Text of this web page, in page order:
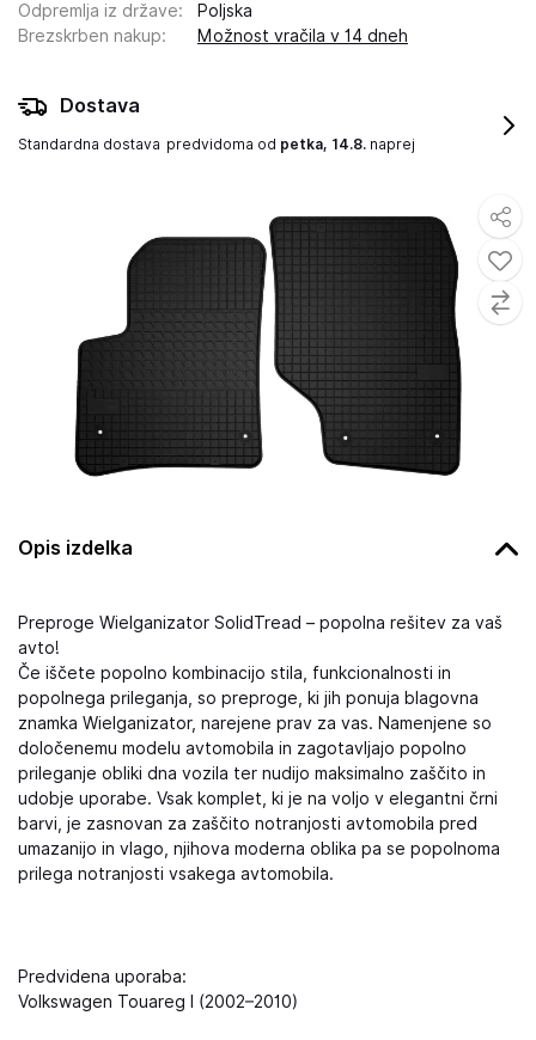
Opis izdelka
Preproge Wielganizator SolidTread – popolna rešitev za vaš
avto!
Če iščete popolno kombinacijo stila, funkcionalnosti in
popolnega prileganja, so preproge, ki jih ponuja blagovna
znamka Wielganizator, narejene prav za vas. Namenjene so
določenemu modelu avtomobila in zagotavljajo popolno
prileganje obliki dna vozila ter nudijo maksimalno zaščito in
udobje uporabe. Vsak komplet, ki je na voljo v elegantni črni
barvi, je zasnovan za zaščito notranjosti avtomobila pred
umazanijo in vlago, njihova moderna oblika pa se popolnoma
prilega notranjosti vsakega avtomobila.
Predvidena uporaba:
Volkswagen Touareg I (2002–2010)
Odpremlja iz države:
Poljska
Brezskrben nakup: Možnost vračila v 14 dneh
Dostava
Standardna dostava predvidoma od petka, 14.8. naprej